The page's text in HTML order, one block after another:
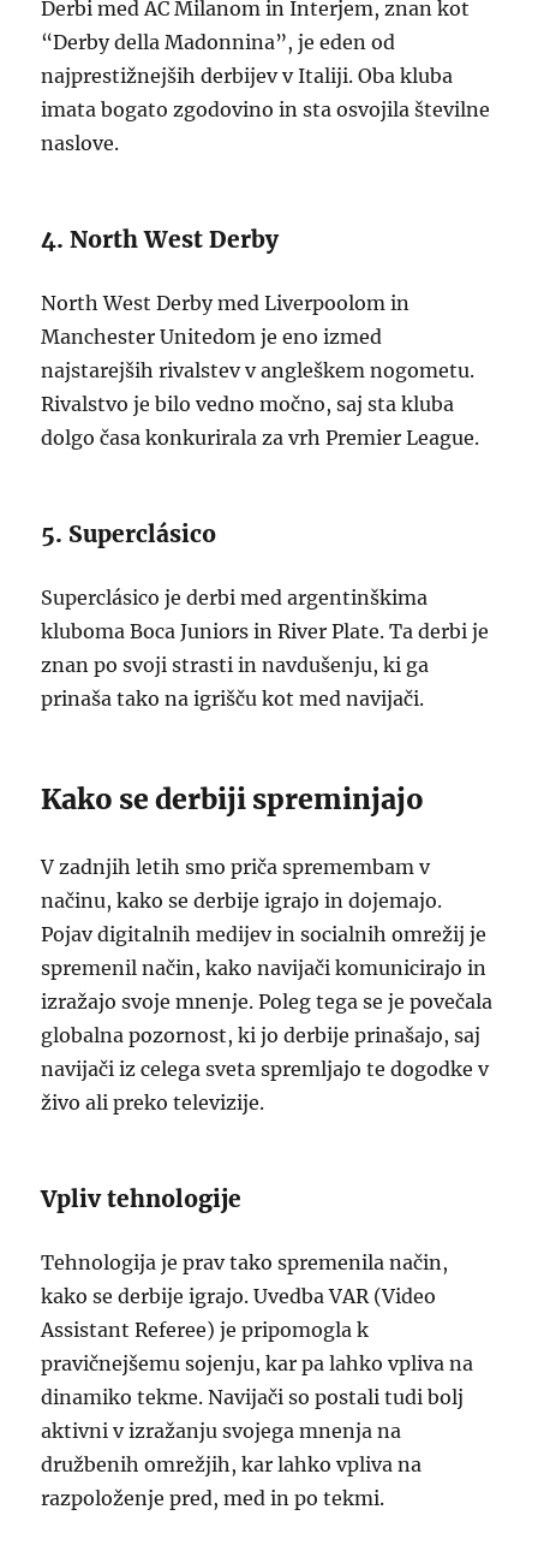
Derbi med AC Milanom in Interjem, znan kot
“Derby della Madonnina”, je eden od
najprestižnejših derbijev v Italiji. Oba kluba
imata bogato zgodovino in sta osvojila številne
naslove.
4. North West Derby
North West Derby med Liverpoolom in
Manchester Unitedom je eno izmed
najstarejših rivalstev v angleškem nogometu.
Rivalstvo je bilo vedno močno, saj sta kluba
dolgo časa konkurirala za vrh Premier League.
5. Superclásico
Superclásico je derbi med argentinškima
kluboma Boca Juniors in River Plate. Ta derbi je
znan po svoji strasti in navdušenju, ki ga
prinaša tako na igrišču kot med navijači.
Kako se derbiji spreminjajo
V zadnjih letih smo priča spremembam v
načinu, kako se derbije igrajo in dojemajo.
Pojav digitalnih medijev in socialnih omrežij je
spremenil način, kako navijači komunicirajo in
izražajo svoje mnenje. Poleg tega se je povečala
globalna pozornost, ki jo derbije prinašajo, saj
navijači iz celega sveta spremljajo te dogodke v
živo ali preko televizije.
Vpliv tehnologije
Tehnologija je prav tako spremenila način,
kako se derbije igrajo. Uvedba VAR (Video
Assistant Referee) je pripomogla k
pravičnejšemu sojenju, kar pa lahko vpliva na
dinamiko tekme. Navijači so postali tudi bolj
aktivni v izražanju svojega mnenja na
družbenih omrežjih, kar lahko vpliva na
razpoloženje pred, med in po tekmi.